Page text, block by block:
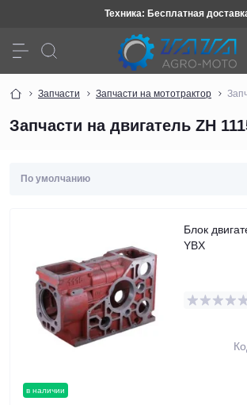
Техника: Бесплатная
Запчасти Запчасти на мототрактор
Запчасти на двигатель ZH
в наличии
Блок
YBX